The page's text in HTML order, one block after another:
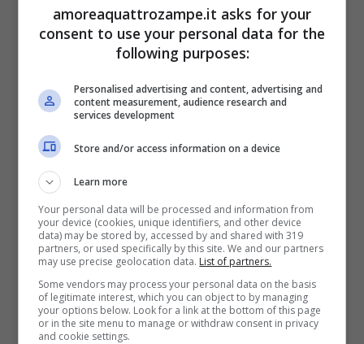
assurdo: l’agente 007 non può avere
un cane
amoreaquattrozampe.it asks for your
consent to use your personal data for the
following purposes:
Personalised advertising and content, advertising and
content measurement, audience research and
services development
Store and/or access information on a device
Learn more
Your personal data will be processed and information from
your device (cookies, unique identifiers, and other device
data) may be stored by, accessed by and shared with 319
partners, or used specifically by this site. We and our partners
may use precise geolocation data. List of partners.
Some vendors may process your personal data on the basis
of legitimate interest, which you can object to by managing
your options below. Look for a link at the bottom of this page
or in the site menu to manage or withdraw consent in privacy
and cookie settings.